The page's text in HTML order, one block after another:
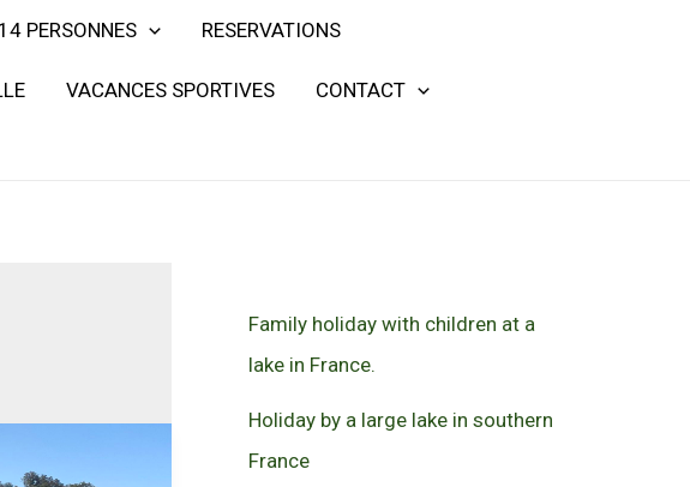
PERSONNES RESERVATIONS
VACANCES SPORTIVES CONTACT
Family holiday with children at a
lake in France.
Holiday by a large lake in southern
France